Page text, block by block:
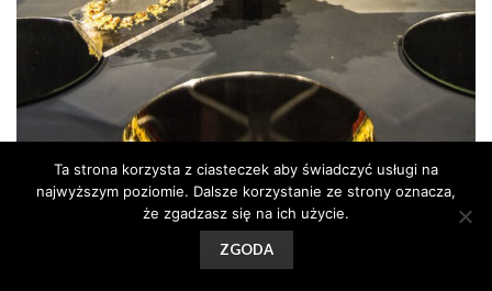
Ta strona korzysta z ciasteczek aby świadczyć usługi na
najwyższym poziomie. Dalsze korzystanie ze strony oznacza,
że zgadzasz się na ich użycie.
ZGODA